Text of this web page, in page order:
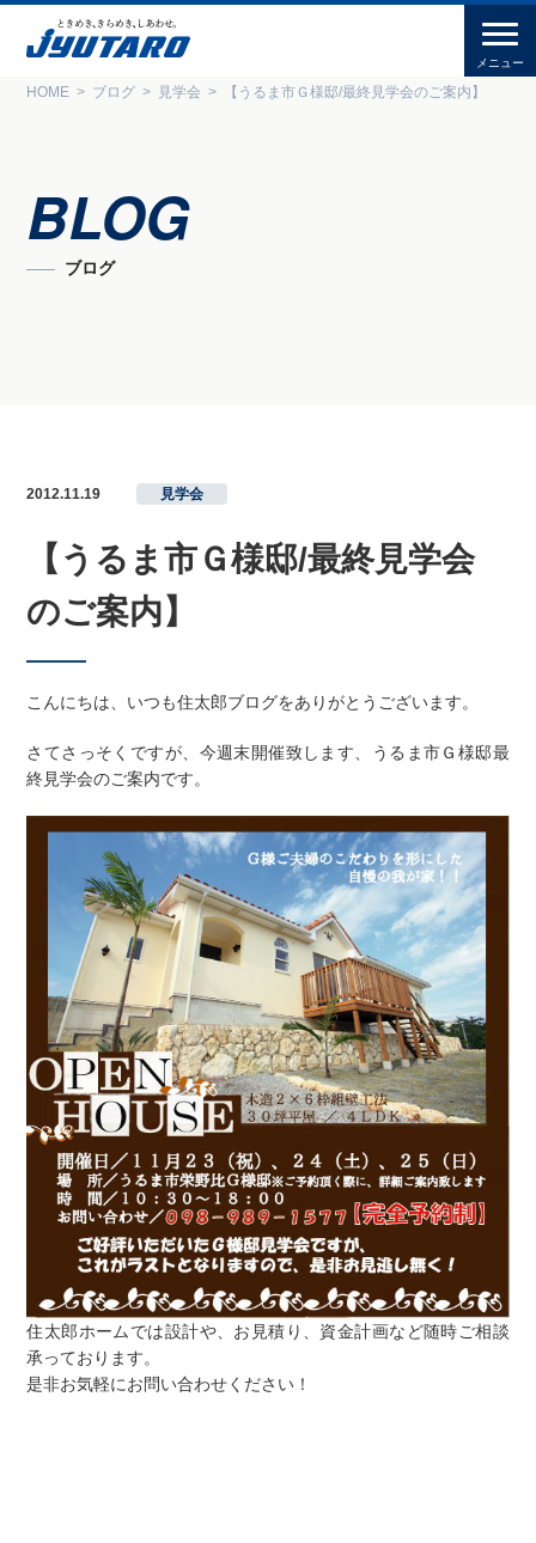
HOME ブログ 見学会 【うるま市Ｇ様邸/最終見学会のご案内】
BLOG
ブログ
2012.11.19 見学会
【うるま市Ｇ様邸/最終見学会
のご案内】
こんにちは、いつも住太郎ブログをありがとうございます。
さてさっそくですが、今週末開催致します、うるま市Ｇ様邸最
終見学会のご案内です。
住太郎ホームでは設計や、お見積り、資金計画など随時ご相談
承っております。
是非お気軽にお問い合わせください！